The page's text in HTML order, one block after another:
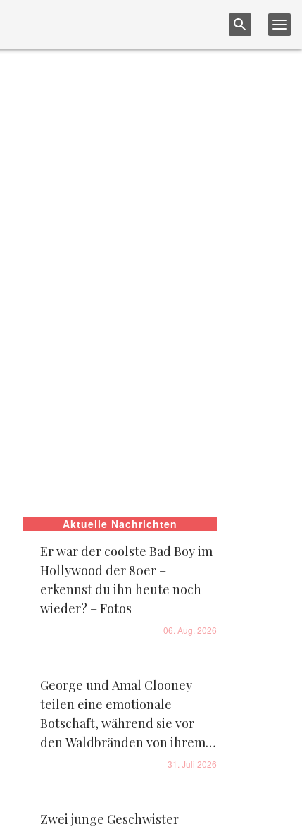
Aktuelle Nachrichten
Er war der coolste Bad Boy im
Hollywood der 80er –
erkennst du ihn heute noch
wieder? – Fotos
06. Aug. 2026
George und Amal Clooney
teilen eine emotionale
Botschaft, während sie vor
den Waldbränden von ihrem
Bauernhof in Frankreich31. Juli 2026
Zwei junge Geschwister